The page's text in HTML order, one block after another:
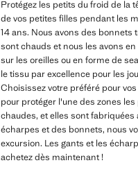
Protégez les petits du froid de la
de vos petites filles pendant les
14 ans. Nous avons des
sont chauds et nous les avons
sur les oreilles ou en forme de
le tissu par excellence pour les
Choisissez votre préféré pour
pour protéger l'une des zones
chaudes, et elles sont fabriquées
écharpes et des bonnets, nous
excursion. Les gants et les
achetez dès maintenant !